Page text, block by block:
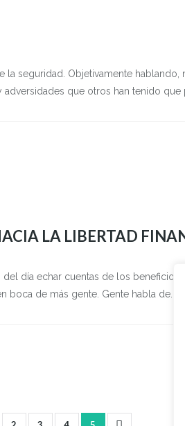
la seguridad. Objetivamente
que otros han tenido que
LA LIBERTAD
día echar cuentas de los
boca de más gente. Gente habla de...